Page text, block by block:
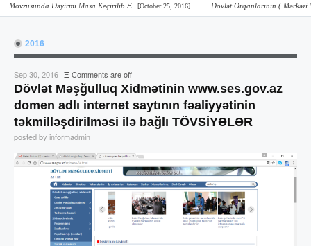
Dəyirmi Masa Keçirilib Ξ [October 25, 2016] Dövlət Orqanlarının ( Mərkəzi Və
2016
Sep 30, 2016 ΞComments are off
Dövlət Məşğulluq Xidmətinin www.ses.gov.az
domen adlı internet saytının fəaliyyətinin
təkmilləşdirilməsi ilə bağlı TÖVSİYƏLƏR
posted by informadmin